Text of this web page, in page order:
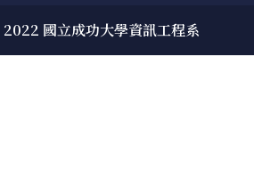
國立成功大學資訊工程系